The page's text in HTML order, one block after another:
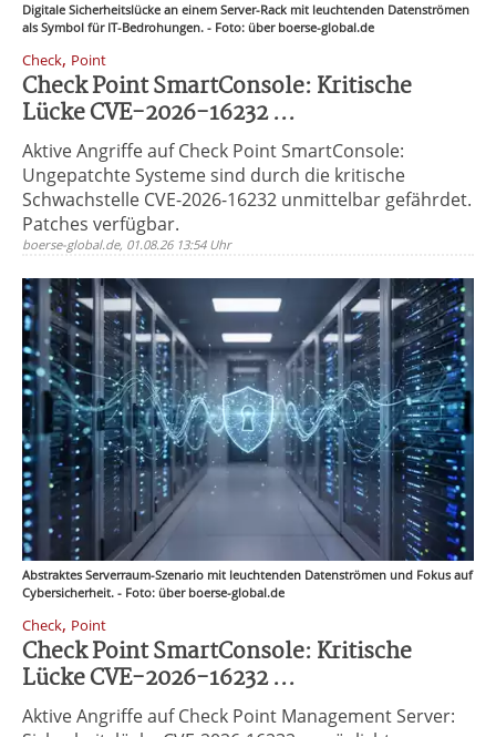
Digitale Sicherheitslücke an einem Server-Rack mit leuchtenden Datenströmen
als Symbol für IT-Bedrohungen. - Foto: über boerse-global.de
Check, Point
Check Point SmartConsole: Kritische
Lücke CVE-2026-16232 ...
Aktive Angriffe auf Check Point SmartConsole:
Ungepatchte Systeme sind durch die kritische
Schwachstelle CVE-2026-16232 unmittelbar gefährdet.
Patches verfügbar.
boerse-global.de, 01.08.26 13:54 Uhr
Abstraktes Serverraum-Szenario mit leuchtenden Datenströmen und Fokus auf
Cybersicherheit. - Foto: über boerse-global.de
Check, Point
Check Point SmartConsole: Kritische
Lücke CVE-2026-16232 ...
Aktive Angriffe auf Check Point Management Server: